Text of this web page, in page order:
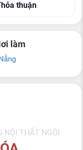
thuận
làm
NỘI THẤT NGÔI